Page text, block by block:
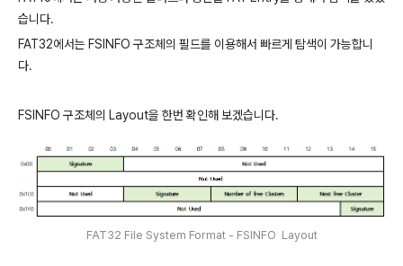
습니다.
FAT32에서는 FSINFO 구조체의 필드를 이용해서 빠르게 탐색이 가능합니
다.
FSINFO 구조체의 Layout을 한번 확인해 보겠습니다.
FAT32 File System Format - FSINFO Layout